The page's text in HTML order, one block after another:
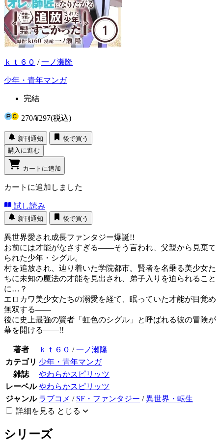
ｋｔ６０ /一ノ瀬隆
少年・青年マンガ
完結
270/¥297(税込)
新刊通知
後で買う
購入に進む
カートに追加
カートに追加しました
試し読み
新刊通知 後で買う
異世界愛され成長ファンタジー爆誕!!
お前には才能がなさすぎる――そう言われ、父親から見棄て
られた少年・シグル。
村を追放され、辿り着いた学院都市。賢者を名乗る美少女た
ちに未知の魔法の才能を見出され、弟子入りを迫られること
に…？
エロカワ美少女たちの溺愛を経て、眠っていた才能が目覚め
無双する――
後に史上最強の賢者「虹色のシグル」と呼ばれる彼の冒険が
幕を開ける――!!
著者 ｋｔ６０ /一ノ瀬隆
カテゴリ 少年・青年マンガ
雑誌
やわらかスピリッツ
レーベル やわらかスピリッツ
ジャンル ラブコメ / SF・ファンタジー /異世界・転生
詳細を見る とじる
シリーズ